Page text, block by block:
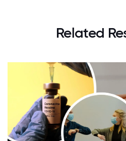
Related